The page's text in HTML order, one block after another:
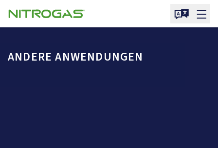
ANDERE ANWENDUNGEN